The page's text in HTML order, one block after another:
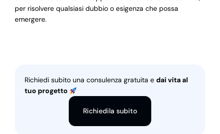
per risolvere qualsiasi dubbio o esigenza che possa
emergere.
Richiedi subito una consulenza gratuita e dai vita al
tuo progetto
Richiedila subito